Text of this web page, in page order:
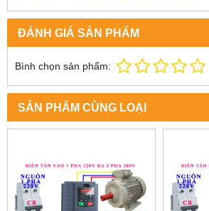
ĐÁNH GIÁ SẢN PHẨM
Bình chọn sản phẩm:
SẢN PHẨM CÙNG LOẠI